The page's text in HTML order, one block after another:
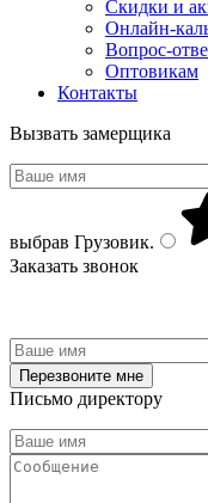
Скидки и
Онлайн-
Вопрос-
Оптовикам
Контакты
Вызвать замерщика
выбрав Грузовик.
Заказать звонок
Письмо директору